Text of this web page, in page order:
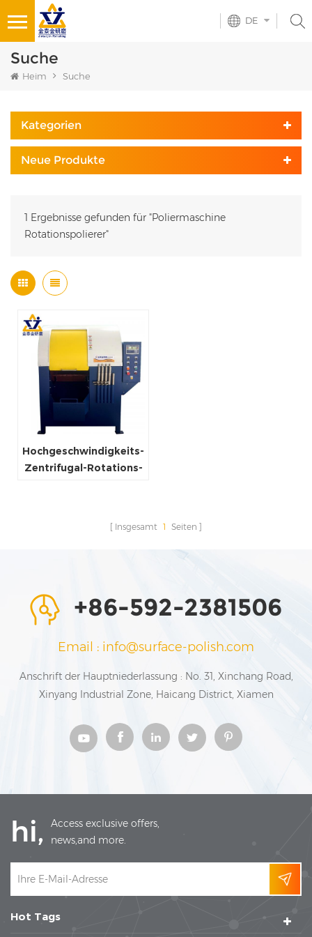
DE
Suche
Heim Suche
Kategorien
Neue Produkte
1 Ergebnisse gefunden für "Poliermaschine
Rotationspolierer"
Hochgeschwindigkeits-
Zentrifugal-Rotations-
Insgesamt 1 Seiten
+86-592-2381506
Email : info@surface-polish.com
Anschrift der Hauptniederlassung : No. 31, Xinchang Road,
Xinyang Industrial Zone, Haicang District, Xiamen
hi,
Access exclusive offers,
news,and more.
Hot Tags